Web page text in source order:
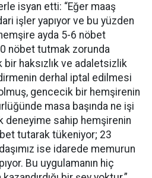
isyan etti: “Eğer maaş
işler yapıyor ve bu yüzden
ayda 5-6 nöbet
nöbet tutmak zorunda
bir haksızlık ve adaletsizlik
derhal iptal edilmesi
gencecik bir hemşirenin
masa başında ne işi
deneyime sahip hemşirenin
tutarak tükeniyor; 23
ise idarede memurun
Bu uygulamanın hiç